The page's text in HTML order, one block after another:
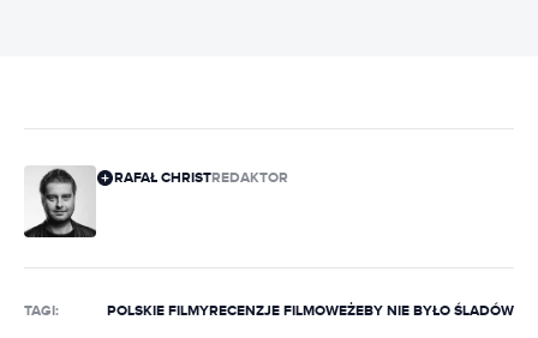
RAFAŁ CHRISTREDAKTOR
TAGI: POLSKIE FILMYRECENZJE FILMOWEŻEBY NIE BYŁO ŚLADÓW